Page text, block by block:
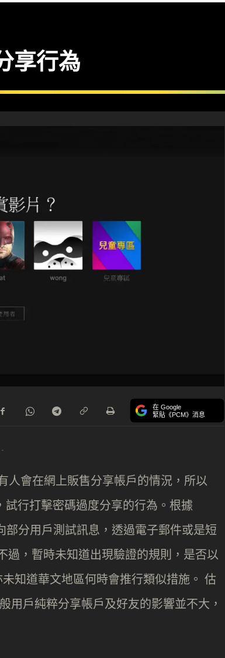
享行為
在 Google
緊貼《PCM》消息
-
會在網上販售分享帳戶的情況，所以
行打擊密碼過度分享的行為。根據
分用戶測試訊息，透過電子郵件或是短
過，暫時未知道出現驗證的規則，是否以
知道華文地區何時會推行類似措施。 估
用戶純粹分享帳戶及好友的影響並不大，